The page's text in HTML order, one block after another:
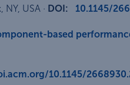
NY, USA · DOI: 10.1145/
based
10.1145/